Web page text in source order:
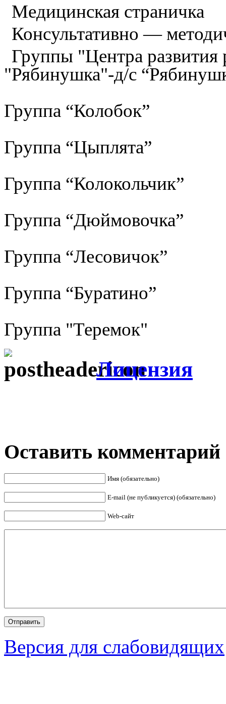
Медицинская страничка
Консультативно —
Группы "Центра развития
"Рябинушка"-д/с
Группа “Колобок”
Группа “Цыплята”
Группа “Колокольчик”
Группа “Дюймовочка”
Группа “Лесовичок”
Группа “Буратино”
Группа "Теремок"
Лицензия
Оставить комментарий
Имя (обязательно)
E-mail (не публикуется) (обязательно)
Web-сайт
Версия для слабовидящих